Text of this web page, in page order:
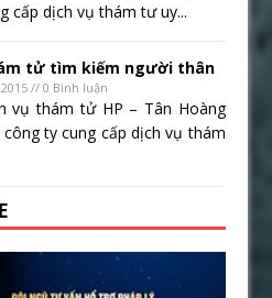
cấp dịch vụ thám tư uy...
tử tìm kiếm người thân
// 0 Bình luận
vụ thám tử HP – Tân Hoàng
ty cung cấp dịch vụ thám